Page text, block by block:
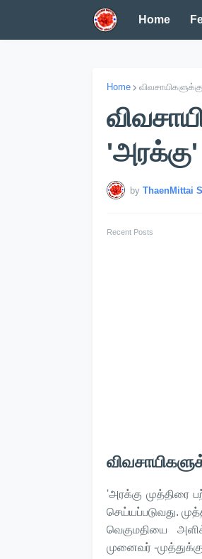
Home
Home
'அரக்கு'
by ThaenMittai
Recent Posts
'அரக்கு முத்திரை
செய்யப்படுவது.
வெகுமதியை
முனைவர் -